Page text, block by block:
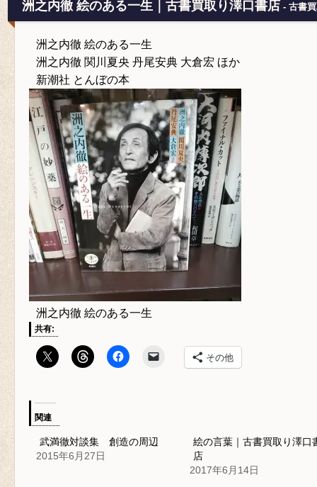
洲之内徹 絵のある一生｜古書買取り澤口書店 - 古書
洲之内徹 絵のある一生
洲之内徹 関川夏央 丹尾安典 大倉宏 ほか
新潮社 とんぼの本
洲之内徹 絵のある一生
共有:
その他
関連
武満徹対談集 創造の周辺
2015年6月27日
絵の言葉｜古書買取り澤口
店
2017年6月14日